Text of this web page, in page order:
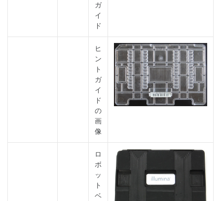
ガ
イ
ド
ヒ
ン
ト
ガ
イ
ド
の
画
像
ロ
ボ
ッ
ト
ベ